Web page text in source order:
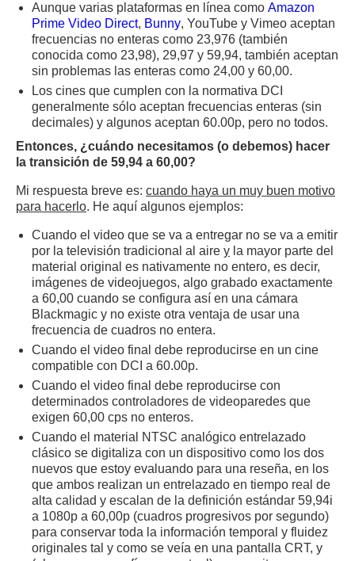
Aunque varias plataformas en línea como Amazon
Prime Video Direct, Bunny, YouTube y Vimeo aceptan
frecuencias no enteras como 23,976 (también
conocida como 23,98), 29,97 y 59,94, también aceptan
sin problemas las enteras como 24,00 y 60,00.
Los cines que cumplen con la normativa DCI
generalmente sólo aceptan frecuencias enteras (sin
decimales) y algunos aceptan 60.00p, pero no todos.
Entonces, ¿cuándo necesitamos (o debemos) hacer
la transición de 59,94 a 60,00?
Mi respuesta breve es: cuando haya un muy buen motivo
para hacerlo. He aquí algunos ejemplos:
Cuando el video que se va a entregar no se va a emitir
por la televisión tradicional al aire y la mayor parte del
material original es nativamente no entero, es decir,
imágenes de videojuegos, algo grabado exactamente
a 60,00 cuando se configura así en una cámara
Blackmagic y no existe otra ventaja de usar una
frecuencia de cuadros no entera.
Cuando el video final debe reproducirse en un cine
compatible con DCI a 60.00p.
Cuando el video final debe reproducirse con
determinados controladores de videoparedes que
exigen 60,00 cps no enteros.
Cuando el material NTSC analógico entrelazado
clásico se digitaliza con un dispositivo como los dos
nuevos que estoy evaluando para una reseña, en los
que ambos realizan un entrelazado en tiempo real de
alta calidad y escalan de la definición estándar 59,94i
a 1080p a 60,00p (cuadros progresivos por segundo)
para conservar toda la información temporal y fluidez
originales tal y como se veía en una pantalla CRT, y